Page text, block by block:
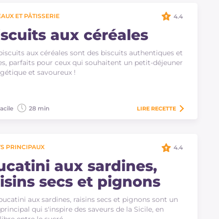
ET PÂTISSERIE
aux céréales
aux céréales sont des biscuits authentiques et
parfaits pour ceux qui souhaitent un petit-déjeuner
et savoureux !
4.4
28 min LIRE RECETTE
PRINCIPAUX
aux sardines,
secs et pignons
aux sardines, raisins secs et pignons sont un
qui s'inspire des saveurs de la Sicile, en
4.4